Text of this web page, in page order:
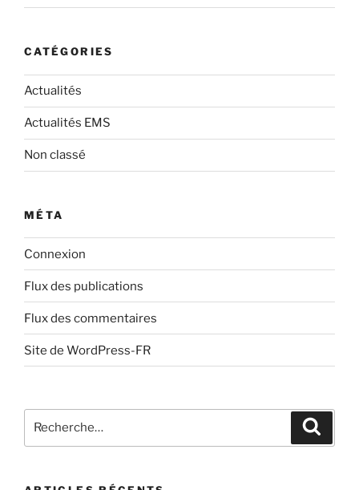
CATÉGORIES
Actualités
Actualités EMS
Non classé
MÉTA
Connexion
Flux des publications
Flux des commentaires
Site de WordPress-FR
pour